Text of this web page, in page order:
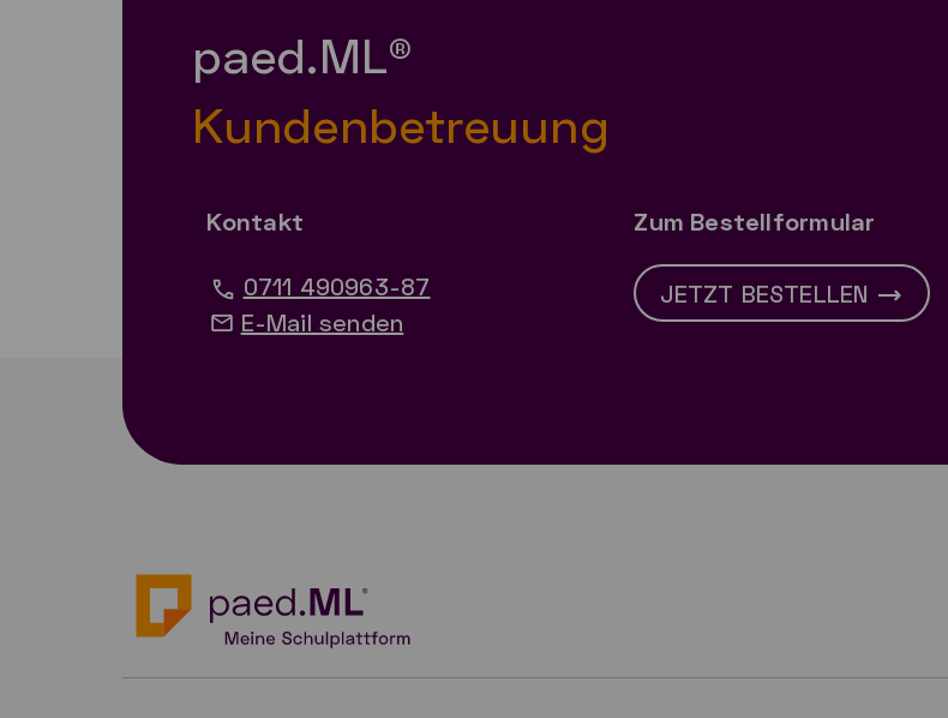
paed.ML®
Kundenbetreuung
Kontakt
0711 490963-87
E-Mail senden
Zum Bestellformular
JETZT BESTELLEN